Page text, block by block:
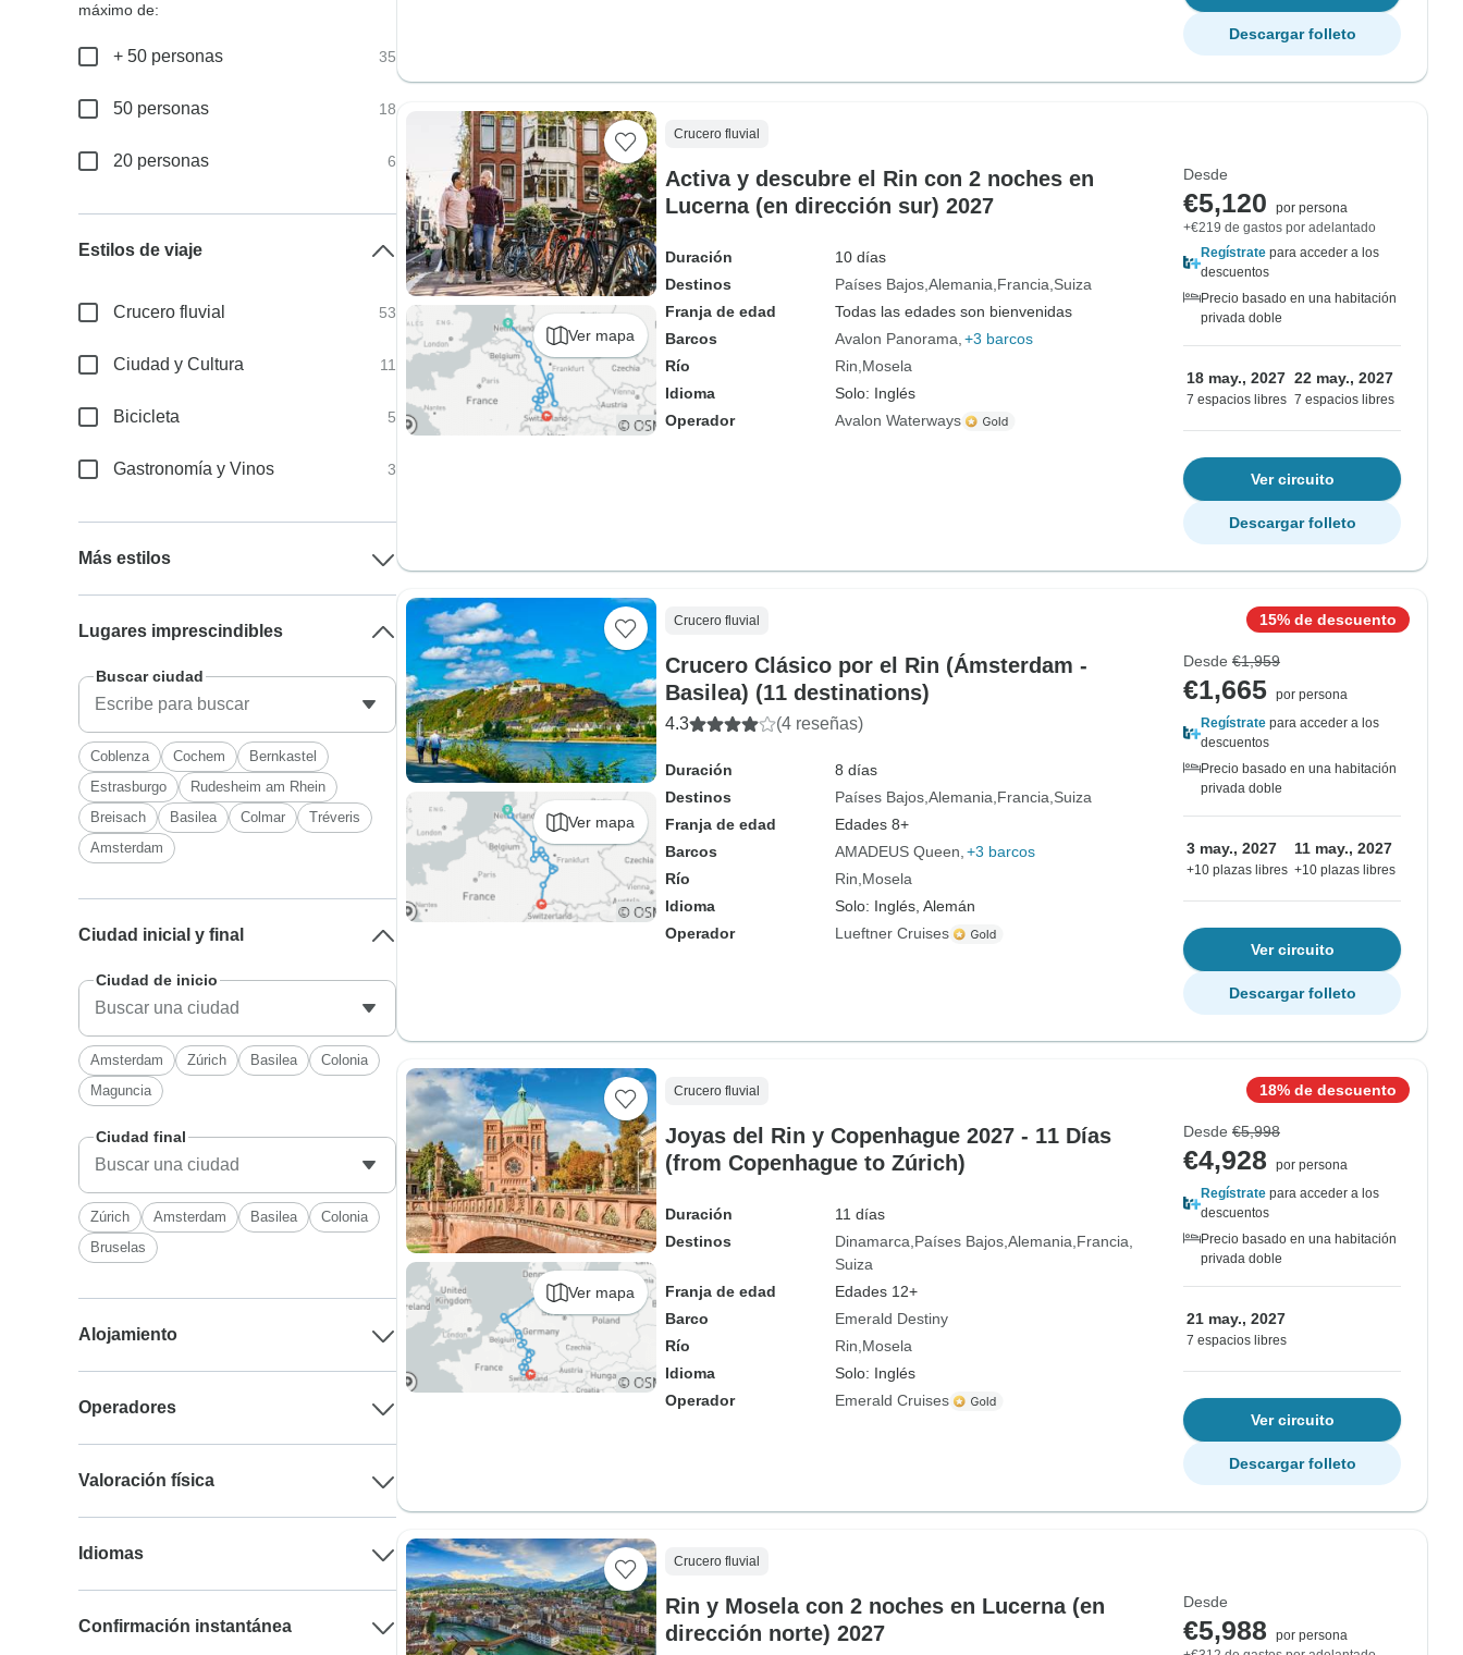
Descargar folleto
Ver mapa
Crucero fluvial
Activa y descubre el Rin con 2 noches en
Lucerna (en dirección sur) 2027
Duración
10 días
Destinos
Países Bajos Alemania Francia Suiza
Franja de edad
Todas las edades son bienvenidas
Barcos
Avalon Panorama +3 barcos
Río
Rin Mosela
Idioma
Solo: Inglés
Operador
Avalon Waterways
Desde
€5,120
por persona
+€219 de gastos por adelantado
Regístrate para acceder a los
descuentos
Precio basado en una habitación
privada doble
18 may., 2027
7 espacios libres
22 may., 2027
7 espacios libres
Ver circuito
Descargar folleto
Ver mapa
Crucero fluvial
Crucero Clásico por el Rin (Ámsterdam -
Basilea) (11 destinations)
4.3 (4 reseñas)
Duración
8 días
Destinos
Países Bajos Alemania Francia Suiza
Franja de edad
Edades 8+
Barcos
AMADEUS Queen +3 barcos
Río
Rin Mosela
Idioma
Solo: Inglés, Alemán
Operador
Lueftner Cruises
15% de descuento
Desde €1,959
€1,665 por persona
Regístrate para acceder a los
descuentos
Precio basado en una habitación
privada doble
3 may., 2027
+10 plazas libres
11 may., 2027
+10 plazas libres
Ver circuito
Descargar folleto
Ver mapa
Crucero fluvial
Joyas del Rin y Copenhague 2027 - 11 Días
(from Copenhague to Zúrich)
Duración
11 días
Destinos
Dinamarca Países Bajos Alemania Francia
Suiza
Franja de edad
Edades 12+
Barco
Emerald Destiny
Río
Rin Mosela
Idioma
Solo: Inglés
Operador
Emerald Cruises
18% de descuento
Desde €5,998
€4,928
por persona
Regístrate para acceder a los
descuentos
Precio basado en una habitación
privada doble
21 may., 2027
7 espacios libres
Ver circuito
Descargar folleto
Crucero fluvial
Rin y Mosela con 2 noches en Lucerna (en
dirección norte) 2027
Desde
€5,988
por persona
máximo de:
+ 50 personas 35
50 personas 18
20 personas 6
Estilos de viaje
Crucero fluvial 53
Ciudad y Cultura 11
Bicicleta 5
Gastronomía y Vinos 3
Más estilos
Lugares imprescindibles
Buscar ciudad
Coblenza Cochem
Bernkastel
Estrasburgo
Rudesheim am Rhein
Breisach
Basilea Colmar
Tréveris
Amsterdam
Ciudad inicial y final
Ciudad de inicio
Amsterdam Zúrich Basilea
Colonia
Maguncia
Ciudad final
Zúrich Amsterdam Basilea
Colonia
Bruselas
Alojamiento
Operadores
Valoración física
Idiomas
Confirmación instantánea